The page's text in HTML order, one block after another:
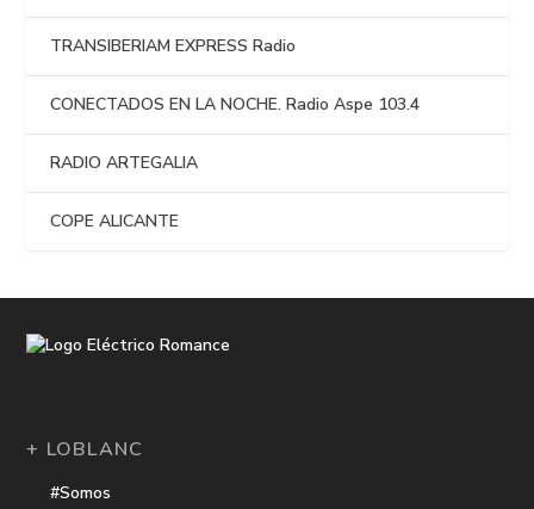
TRANSIBERIAM EXPRESS Radio
CONECTADOS EN LA NOCHE. Radio Aspe 103.4
RADIO ARTEGALIA
COPE ALICANTE
+ LOBLANC
#Somos